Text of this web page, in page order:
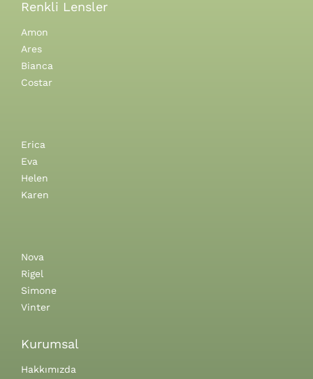
Renkli Lensler
Amon
Ares
Bianca
Costar
Erica
Eva
Helen
Karen
Nova
Rigel
Simone
Vinter
Kurumsal
Hakkımızda